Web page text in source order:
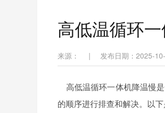
高低温循环
来源： | 发布日期：2025-
高低温循环一体机降温慢
的顺序进行排查和解决。以